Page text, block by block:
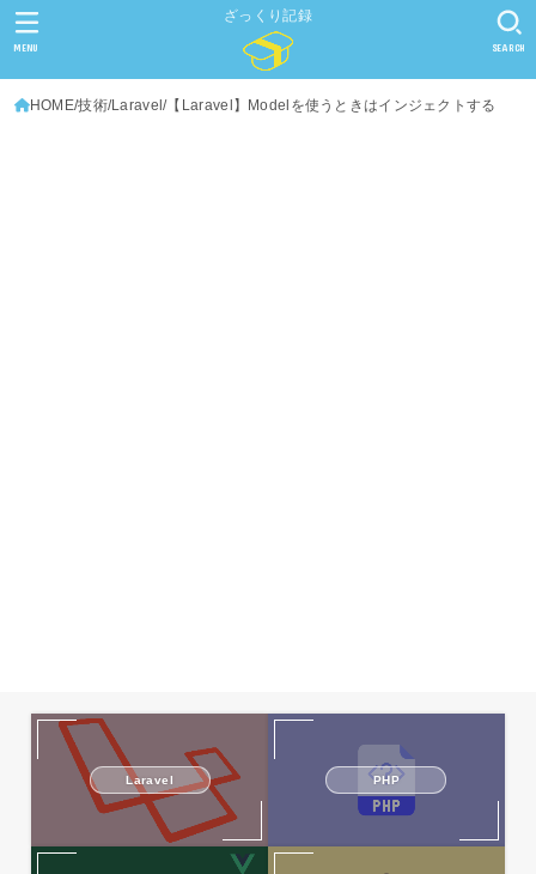
ざっくり記録
SEARCH
MENU
HOME 技術 Laravel 【Laravel】Modelを使うときはインジェクトする
Laravel PHP